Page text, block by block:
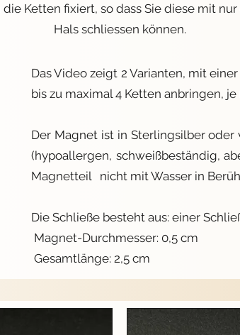
Ketten fixiert, so dass Sie diese mit
Hals schliessen können.
Das Video zeigt 2 Varianten, mit
bis zu maximal 4 Ketten anbringen,
Der Magnet ist in Sterlingsilber
(hypoallergen, schweißbeständig,
Magnetteil nicht mit Wasser in
Die Schließe besteht aus: einer
Magnet-Durchmesser: 0,5 cm
Gesamtlänge: 2,5 cm